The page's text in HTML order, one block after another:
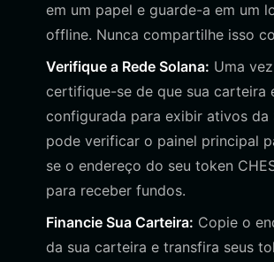
em um papel e guarde-a em um
offline. Nunca compartilhe isso
Verifique a Rede Solana: Uma
certifique-se de que sua carteira
configurada para exibir ativos da
pode verificar o painel principal
se o endereço do seu token
para receber fundos.
Financie Sua Carteira: Copie o
da sua carteira e transfira seus